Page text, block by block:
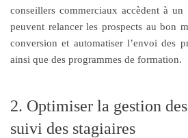
conseillers commerciaux accèdent à
peuvent relancer les prospects au bon
conversion et automatiser l’envoi des
ainsi que des programmes de formation.
2. Optimiser la gestion
suivi des stagiaires